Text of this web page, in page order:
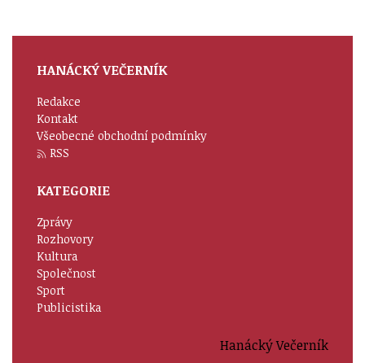
HANÁCKÝ VEČERNÍK
Redakce
Kontakt
Všeobecné obchodní podmínky
RSS
KATEGORIE
Zprávy
Rozhovory
Kultura
Společnost
Sport
Publicistika
Hanácký Večerník